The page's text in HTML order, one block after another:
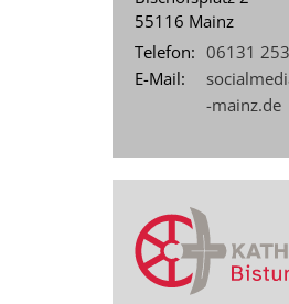
55116 Mainz
Telefon: 06131
E-Mail:
-mainz.de